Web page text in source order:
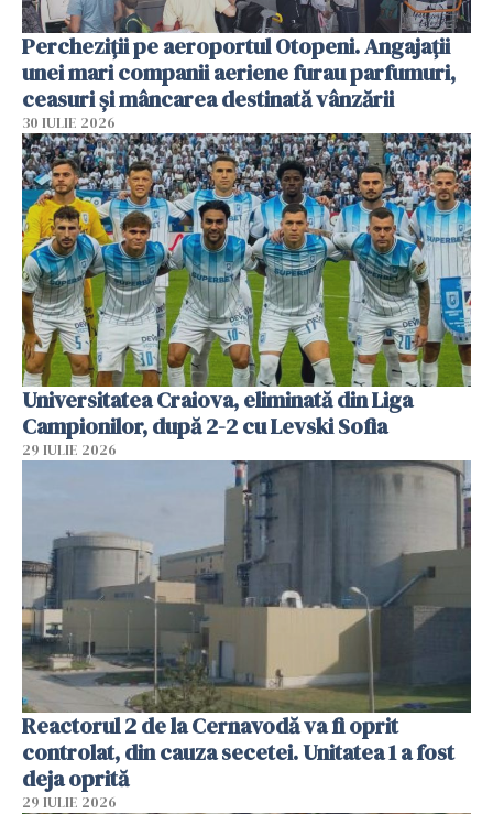
Percheziții pe aeroportul Otopeni. Angajații
unei mari companii aeriene furau parfumuri,
ceasuri și mâncarea destinată vânzării
30 IULIE 2026
Universitatea Craiova, eliminată din Liga
Campionilor, după 2-2 cu Levski Sofia
29 IULIE 2026
Reactorul 2 de la Cernavodă va fi oprit
controlat, din cauza secetei. Unitatea 1 a fost
deja oprită
29 IULIE 2026